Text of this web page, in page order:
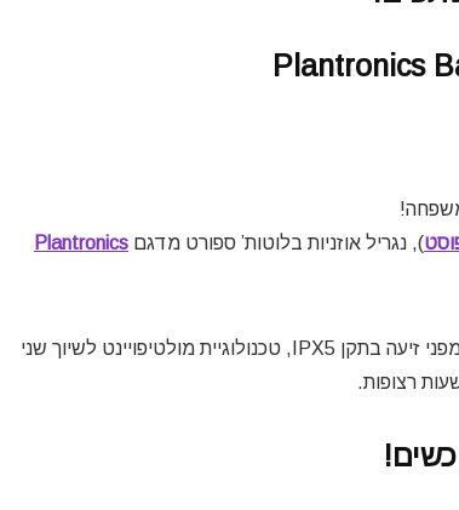
Plantronics
), נגריל אוזניות בלוטות’ ספורט מדגם Plantronics
אוזניות ספורט אלחוטיות הכוללות שכבת הגנה בנאנו טכנולוגיה מפני זיעה בתקן IPX5, טכנולוגיית מולטיפויינט לשיוך שני